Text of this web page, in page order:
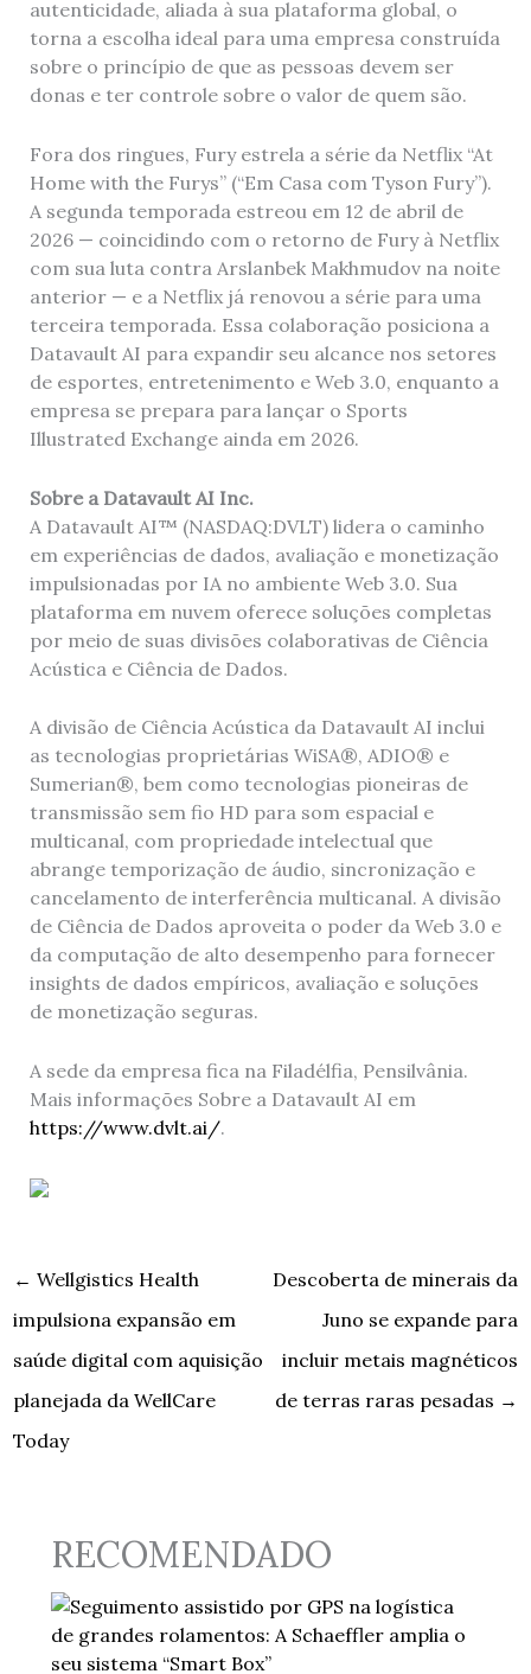
autenticidade, aliada à sua plataforma global, o
torna a escolha ideal para uma empresa construída
sobre o princípio de que as pessoas devem ser
donas e ter controle sobre o valor de quem são.
Fora dos ringues, Fury estrela a série da Netflix “At
Home with the Furys” (“Em Casa com Tyson Fury”).
A segunda temporada estreou em 12 de abril de
2026 — coincidindo com o retorno de Fury à Netflix
com sua luta contra Arslanbek Makhmudov na noite
anterior — e a Netflix já renovou a série para uma
terceira temporada. Essa colaboração posiciona a
Datavault AI para expandir seu alcance nos setores
de esportes, entretenimento e Web 3.0, enquanto a
empresa se prepara para lançar o Sports
Illustrated Exchange ainda em 2026.
Sobre a Datavault AI Inc.
A Datavault AI™ (NASDAQ:DVLT) lidera o caminho
em experiências de dados, avaliação e monetização
impulsionadas por IA no ambiente Web 3.0. Sua
plataforma em nuvem oferece soluções completas
por meio de suas divisões colaborativas de Ciência
Acústica e Ciência de Dados.
A divisão de Ciência Acústica da Datavault AI inclui
as tecnologias proprietárias WiSA®, ADIO® e
Sumerian®, bem como tecnologias pioneiras de
transmissão sem fio HD para som espacial e
multicanal, com propriedade intelectual que
abrange temporização de áudio, sincronização e
cancelamento de interferência multicanal. A divisão
de Ciência de Dados aproveita o poder da Web 3.0 e
da computação de alto desempenho para fornecer
insights de dados empíricos, avaliação e soluções
de monetização seguras.
A sede da empresa fica na Filadélfia, Pensilvânia.
Mais informações Sobre a Datavault AI em
https://www.dvlt.ai/.
← Wellgistics Health
impulsiona expansão em
saúde digital com aquisição
planejada da WellCare
Today
Descoberta de minerais da
Juno se expande para
incluir metais magnéticos
de terras raras pesadas →
RECOMENDADO